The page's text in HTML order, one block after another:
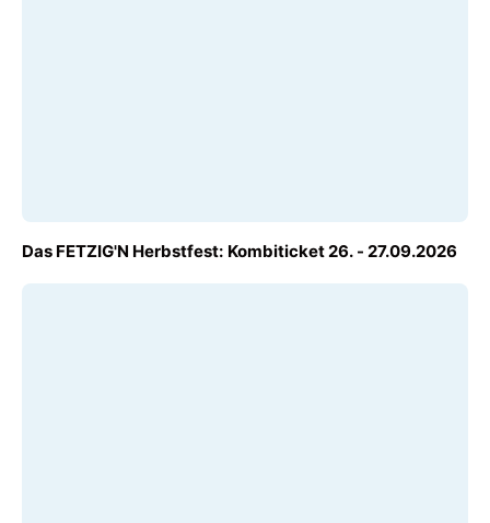
€ 27,00
Das FETZIG'N Herbstfest: Kombiticket 26. - 27.09.2026